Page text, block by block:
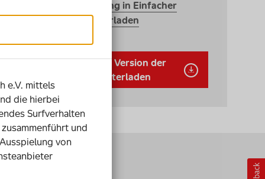
Zusammenfassung in Einfacher
Sprache herunterladen
Die ausführliche Version der
Studie herunterladen
e.V. mittels
die hierbei
Surfverhalten
und
von